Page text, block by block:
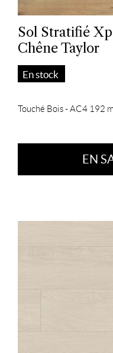
Sol Stratifié
Chêne Taylor
En stock
Touché Bois - AC4 192
EN